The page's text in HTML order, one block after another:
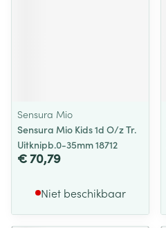
Sensura Mio
Sensura Mio Kids 1d O/z Tr.
Uitknipb.0-35mm 18712
€ 70,79
Niet beschikbaar